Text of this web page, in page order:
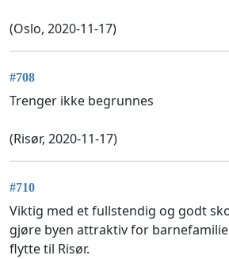
(Oslo, 2020-11-17)
#708
Trenger ikke begrunnes
(Risør, 2020-11-17)
#710
Viktig med et fullstendig og godt
gjøre byen attraktiv for
flytte til Risør.